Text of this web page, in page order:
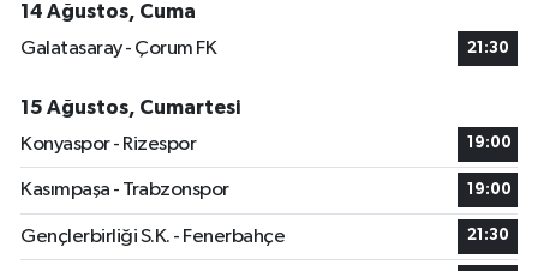
14 Ağustos, Cuma
Galatasaray - Çorum FK
21:30
15 Ağustos, Cumartesi
Konyaspor - Rizespor
19:00
Kasımpaşa - Trabzonspor 19:00
Gençlerbirliği S.K. - Fenerbahçe 21:30